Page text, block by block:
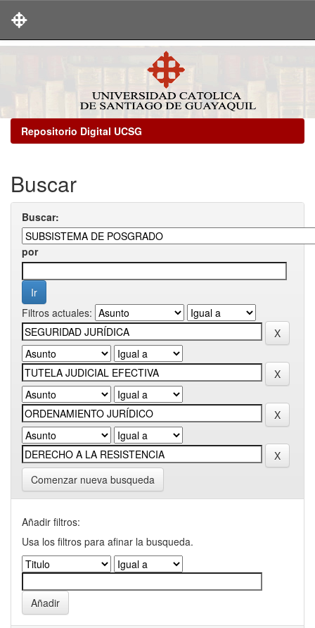
Repositorio Digital UCSG
Buscar
Buscar:
por
Filtros actuales:
Comenzar nueva busqueda
Añadir filtros:
Usa los filtros para afinar la busqueda.